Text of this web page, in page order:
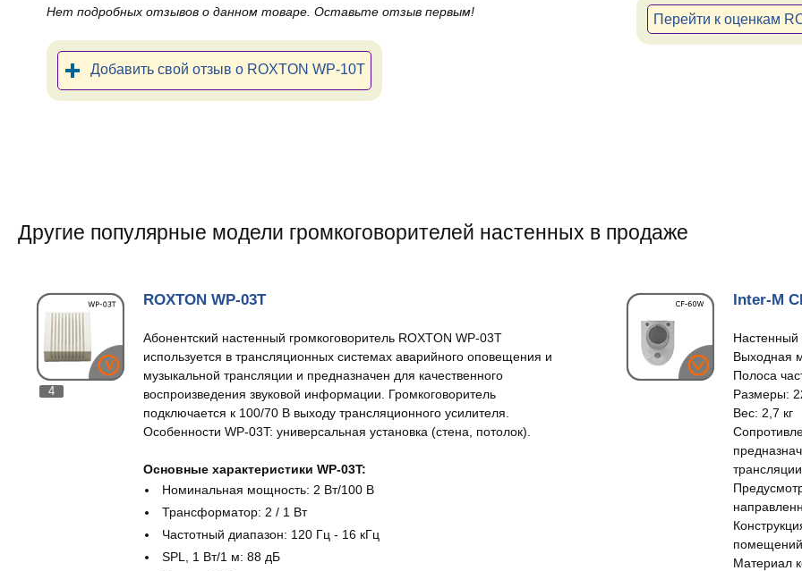
Нет подробных отзывов о данном товаре. Оставьте отзыв первым!
Добавить свой отзыв о ROXTON WP-10T
Перейти к оценкам
Другие популярные модели громкоговорителей настенных в продаже
4
ROXTON WP-03T
Абонентский настенный громкоговоритель ROXTON WP-03T
используется в трансляционных системах аварийного оповещения и
музыкальной трансляции и предназначен для качественного
воспроизведения звуковой информации. Громкоговоритель
подключается к 100/70 В выходу трансляционного усилителя.
Особенности WP-03T: универсальная установка (стена, потолок).
Основные характеристики WP-03T:
Номинальная мощность: 2 Вт/100 В
Трансформатор: 2 / 1 Вт
Частотный диапазон: 120 Гц - 16 кГц
SPL, 1 Вт/1 м: 88 дБ
Inter-M
Настенный
Выходная
Полоса
Размеры:
Вес: 2,7 кг
Материал